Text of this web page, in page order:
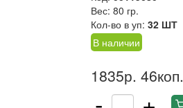
Вес: 80 гр.
Кол-во в уп: 32 ШТ
В наличии
1835р. 46коп.